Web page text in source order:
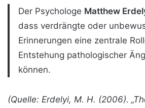
Der Psychologe Matthew
dass verdrängte oder
Erinnerungen eine zentrale
Entstehung pathologischer
können.
(Quelle: Erdelyi, M. H. (2006).